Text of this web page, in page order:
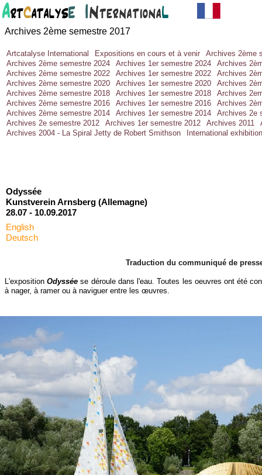
Archives 2ème semestre 2017
Artcatalyse International Expositions en cours et à venir
Archives 2ème
Archives 2ème semestre 2024
Archives 1er semestre 2024
Archives
Archives 2ème semestre 2022
Archives 1er semestre 2022
Archives
Archives 2ème semestre 2020
Archives 1er semestre 2020
Archives
Archives 2ème semestre 2018
Archives 1er semestre 2018
Archives
Archives 2ème semestre 2016
Archives 1er semestre 2016
Archives
Archives 2ème semestre 2014
Archives 1er semestre 2014
Archives 2e
Archives 2e semestre 2012
Archives 1er semestre 2012 Archives 2011
Archives 2004 - La Spiral Jetty de Robert Smithson
International
Odyssée
Kunstverein Arnsberg (Allemagne)
28.07 - 10.09.2017
Traduction du communiqué de
L'expositionOdyssée se déroule dans l'eau. Toutes les oeuvres ont été
à nager, à ramer ou à naviguer entre les œuvres.
English
Deutsch